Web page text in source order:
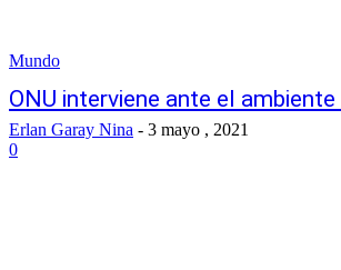
Mundo
ONU interviene ante el
Erlan Garay Nina - 3 mayo , 2021
0